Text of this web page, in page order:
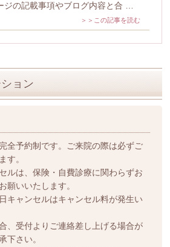
ジの記載事項やブログ内容と合 …
＞＞この記事を読む
ョン
全予約制です。ご来院の際は必ずご
す。
ルは、保険・自費診療に関わらずお
願いいたします。
キャンセルはキャンセル料が発生い
、受付よりご連絡差し上げる場合が
下さい。